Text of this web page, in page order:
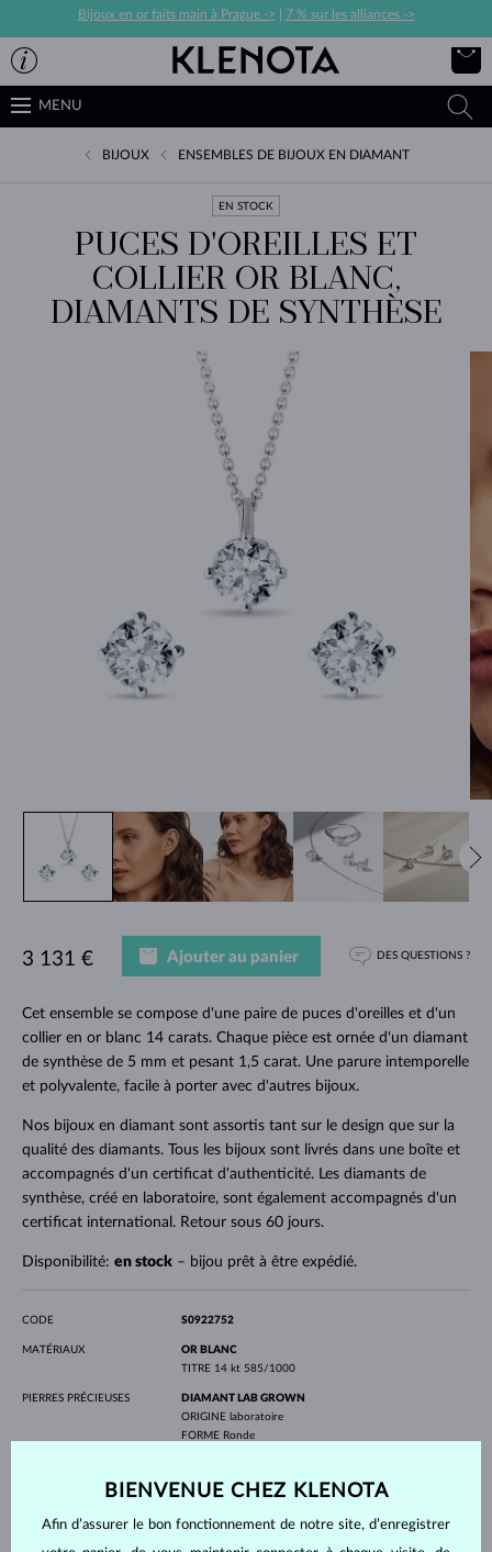
Bijoux en or faits main à Prague -> 7 % sur les alliances ->
MENU
BIJOUX ENSEMBLES DE BIJOUX EN DIAMANT
EN STOCK
PUCES D'OREILLES ET
COLLIER OR BLANC,
DIAMANTS DE SYNTHÈSE
Cet ensemble se compose d'une paire de puces d'oreilles et d'un
collier en or blanc 14 carats. Chaque pièce est ornée d'un diamant
de synthèse de 5 mm et pesant 1,5 carat. Une parure intemporelle
et polyvalente, facile à porter avec d'autres bijoux.
Nos bijoux en diamant sont assortis tant sur le design que sur la
qualité des diamants. Tous les bijoux sont livrés dans une boîte et
accompagnés d'un certificat d'authenticité. Les diamants de
synthèse, créé en laboratoire, sont également accompagnés d'un
certificat international. Retour sous 60 jours.
Disponibilité: en stock– bijou prêt à être expédié.
3 131 € Ajouter au panier DES QUESTIONS ?
CODE S0922752
MATÉRIAUX
OR BLANC
TITRE 14 kt 585/1000
PIERRES PRÉCIEUSES
DIAMANT LAB GROWN
ORIGINE laboratoire
FORME Ronde
DIAMÈTRE 5.0 mm
ORIGINElaboratoire
BIENVENUE CHEZ KLENOTA
Afin d’assurer le bon fonctionnement de notre site, d’enregistrer